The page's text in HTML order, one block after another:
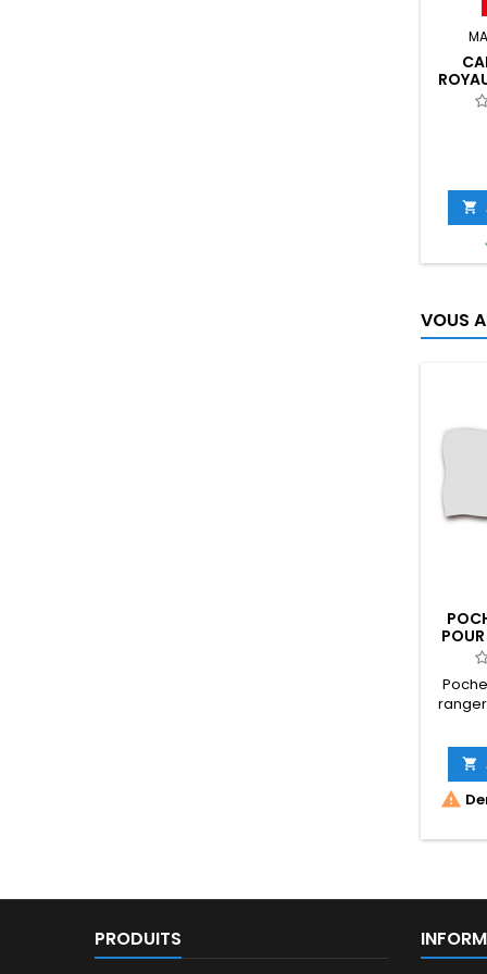
AIR

VOUS


PRODUITS